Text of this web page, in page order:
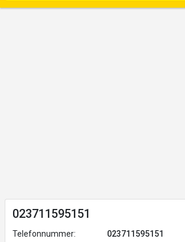
023711595151
Telefonnummer:
023711595151